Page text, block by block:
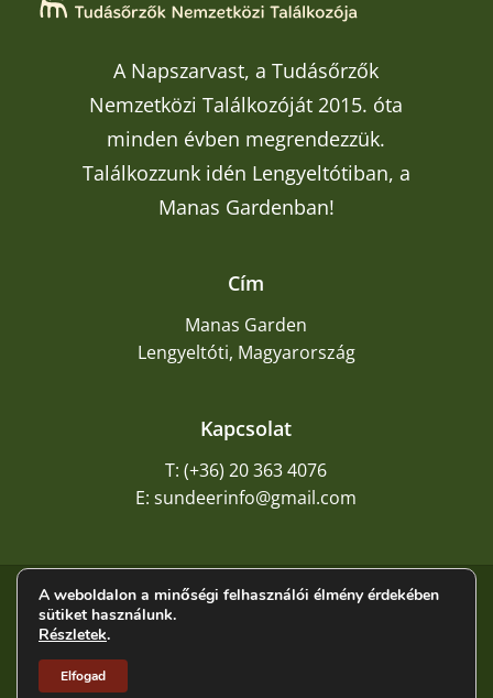
A Napszarvast, a Tudásőrzők
Nemzetközi Találkozóját 2015. óta
minden évben megrendezzük.
Találkozzunk idén Lengyeltótiban, a
Manas Gardenban!
Cím
Manas Garden
Lengyeltóti, Magyarország
Kapcsolat
T: (+36) 20 363 4076
E: sundeerinfo@gmail.com
©2026 Napszarvas
A weboldalon a minőségi felhasználói élmény érdekében
sütiket használunk.
Részletek.
Elfogad